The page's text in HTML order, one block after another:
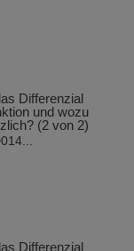
Differenzial
und wozu
(2 von 2)
Differenzial